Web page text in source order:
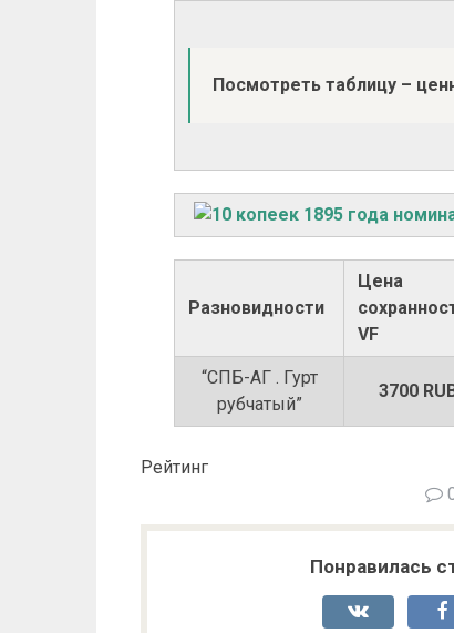
Поcмотреть таблицу –
Разновидности
Цена
VF
“СПБ-АГ . Гурт
рубчатый”
3700
Рейтинг
Понравилась